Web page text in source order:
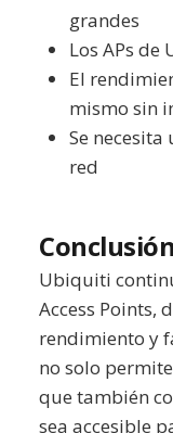
grandes
Los APs
El
mismo sin
Se
red
Conclusión
Ubiquiti
Access Points,
rendimiento y
no solo
que también
sea accesible